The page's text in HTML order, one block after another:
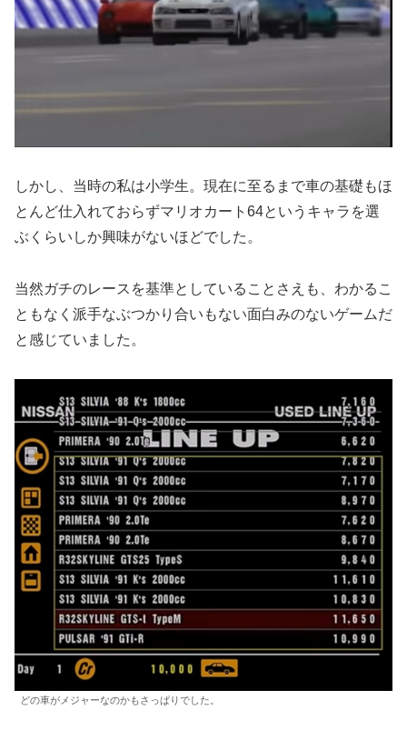
しかし、当時の私は小学生。現在に至るまで車の基礎もほ
とんど仕入れておらずマリオカート64というキャラを選
ぶくらいしか興味がないほどでした。
当然ガチのレースを基準としていることさえも、わかるこ
ともなく派手なぶつかり合いもない面白みのないゲームだ
と感じていました。
どの車がメジャーなのかもさっぱりでした。